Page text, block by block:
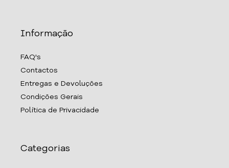
Informação
FAQ's
Contactos
Entregas e Devoluções
Condições Gerais
Política de Privacidade
Categorias